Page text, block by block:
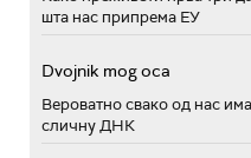
шта нас припрема ЕУ
Dvojnik mog oca
Вероватно свако од нас
сличну ДНК